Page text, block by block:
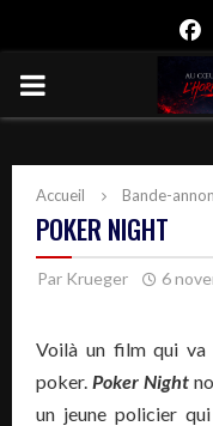
PRIMARY
Accueil Bande-
POKER NIGHT
Par Krueger 6
Voilà un film qui va
poker.Poker Night
un jeune policier qui